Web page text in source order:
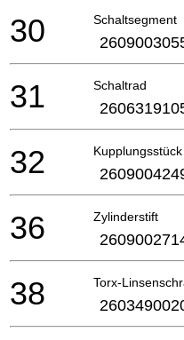
Schaltsegment
30
Schaltrad
31
Kupplungsstück
32
Zylinderstift
36
Torx-
38